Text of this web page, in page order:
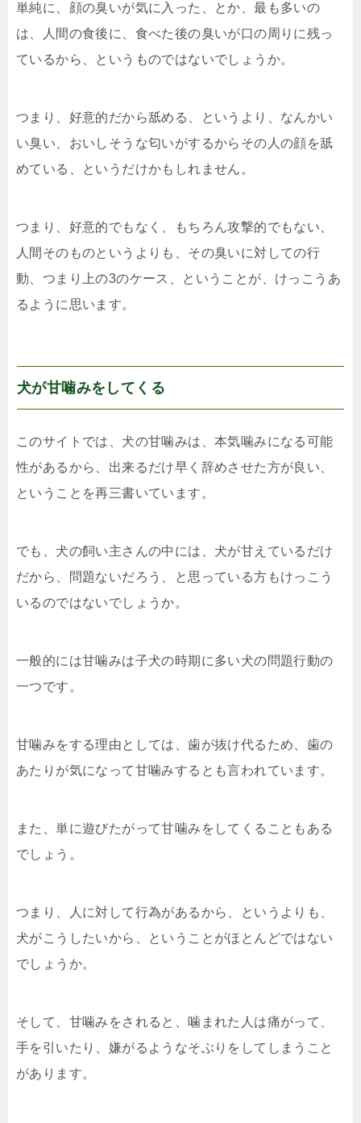
単純に、顔の臭いが気に入った、とか、最も多いの
は、人間の食後に、食べた後の臭いが口の周りに残っ
ているから、というものではないでしょうか。
つまり、好意的だから舐める、というより、なんかい
い臭い、おいしそうな匂いがするからその人の顔を舐
めている、というだけかもしれません。
つまり、好意的でもなく、もちろん攻撃的でもない、
人間そのものというよりも、その臭いに対しての行
動、つまり上の3のケース、ということが、けっこうあ
るように思います。
犬が甘噛みをしてくる
このサイトでは、犬の甘噛みは、本気噛みになる可能
性があるから、出来るだけ早く辞めさせた方が良い、
ということを再三書いています。
でも、犬の飼い主さんの中には、犬が甘えているだけ
だから、問題ないだろう、と思っている方もけっこう
いるのではないでしょうか。
一般的には甘噛みは子犬の時期に多い犬の問題行動の
一つです。
甘噛みをする理由としては、歯が抜け代るため、歯の
あたりが気になって甘噛みするとも言われています。
また、単に遊びたがって甘噛みをしてくることもある
でしょう。
つまり、人に対して行為があるから、というよりも、
犬がこうしたいから、ということがほとんどではない
でしょうか。
そして、甘噛みをされると、噛まれた人は痛がって、
手を引いたり、嫌がるようなそぶりをしてしまうこと
があります。